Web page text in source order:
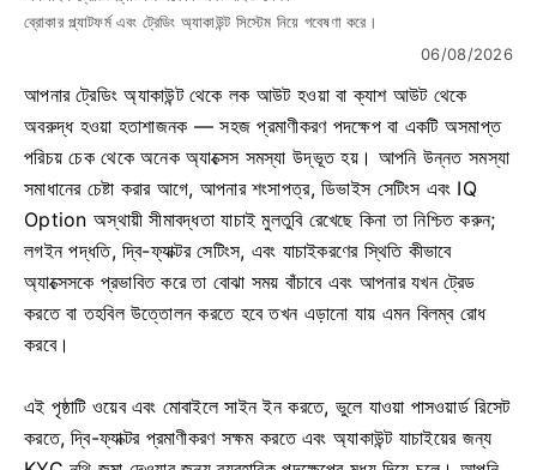
ব্রোকার প্ল্যাটফর্ম এবং ট্রেডিং অ্যাকাউন্ট সিস্টেম নিয়ে গবেষণা করে।
06/08/2026
আপনার ট্রেডিং অ্যাকাউন্ট থেকে লক আউট হওয়া বা ক্যাশ আউট থেকে
অবরুদ্ধ হওয়া হতাশাজনক — সহজ প্রমাণীকরণ পদক্ষেপ বা একটি অসমাপ্ত
পরিচয় চেক থেকে অনেক অ্যাক্সেস সমস্যা উদ্ভূত হয়। আপনি উন্নত সমস্যা
সমাধানের চেষ্টা করার আগে, আপনার শংসাপত্র, ডিভাইস সেটিংস এবং IQ
Option অস্থায়ী সীমাবদ্ধতা যাচাই মুলতুবি রেখেছে কিনা তা নিশ্চিত করুন;
লগইন পদ্ধতি, দ্বি-ফ্যাক্টর সেটিংস, এবং যাচাইকরণের স্থিতি কীভাবে
অ্যাক্সেসকে প্রভাবিত করে তা বোঝা সময় বাঁচাবে এবং আপনার যখন ট্রেড
করতে বা তহবিল উত্তোলন করতে হবে তখন এড়ানো যায় এমন বিলম্ব রোধ
করবে।
এই পৃষ্ঠাটি ওয়েব এবং মোবাইলে সাইন ইন করতে, ভুলে যাওয়া পাসওয়ার্ড রিসেট
করতে, দ্বি-ফ্যাক্টর প্রমাণীকরণ সক্ষম করতে এবং অ্যাকাউন্ট যাচাইয়ের জন্য